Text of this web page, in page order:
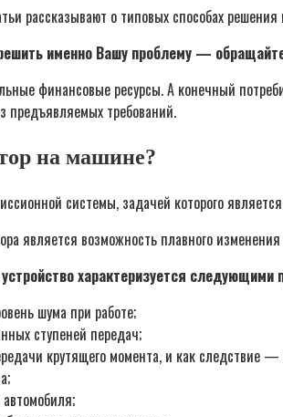
рассказывают о типовых способах
именно Вашу проблему —
финансовые ресурсы. А конечный
предъявляемых требований.
на машине?
системы, задачей которого
является возможность плавного
характеризуется следующими
шума при работе;
ступеней передач;
крутящего момента, и как следствие —